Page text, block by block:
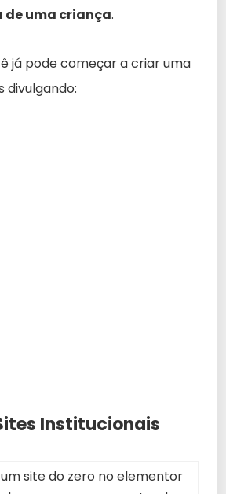
uma criança.
já pode começar a criar uma
divulgando:
Institucionais